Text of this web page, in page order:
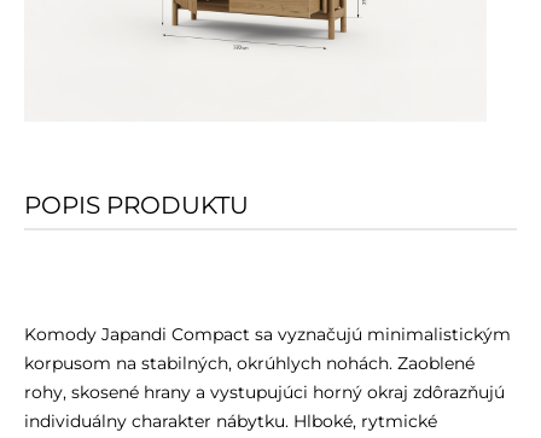
POPIS PRODUKTU
Komody Japandi Compact sa vyznačujú minimalistickým
korpusom na stabilných, okrúhlych nohách. Zaoblené
rohy, skosené hrany a vystupujúci horný okraj zdôrazňujú
individuálny charakter nábytku. Hlboké, rytmické